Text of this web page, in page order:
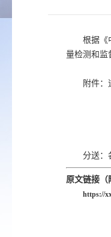
根据《
量检测和监
附件：
分送：
原文链接（
https://